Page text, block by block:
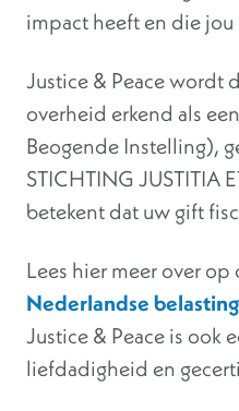
impact heeft en die
Justice & Peace wordt
overheid erkend als
Beogende Instelling),
STICHTING JUSTITIA
betekent dat uw gift
Lees hier meer over
Nederlandse
Justice & Peace is ook
liefdadigheid en